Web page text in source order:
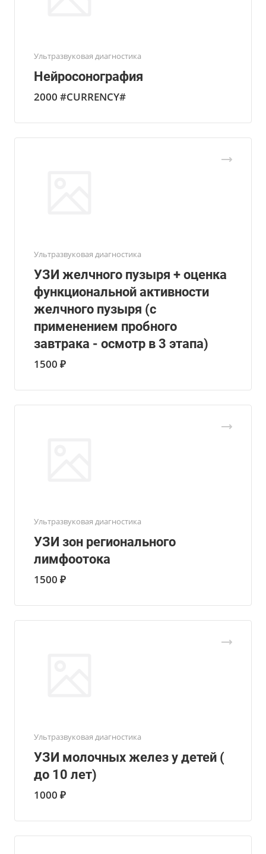
Ультразвуковая диагностика
Нейросонография
2000 #CURRENCY#
Ультразвуковая диагностика
УЗИ желчного пузыря + оценка
функциональной активности
желчного пузыря (с
применением пробного
завтрака - осмотр в 3 этапа)
1500 ₽
Ультразвуковая диагностика
УЗИ зон регионального
лимфоотока
1500 ₽
Ультразвуковая диагностика
УЗИ молочных желез у детей (
до 10 лет)
1000 ₽